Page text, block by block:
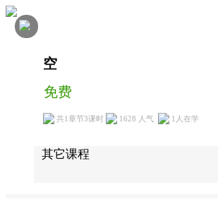
空
免费
共1章节3课时 1628 人气 1 人在学
其它课程